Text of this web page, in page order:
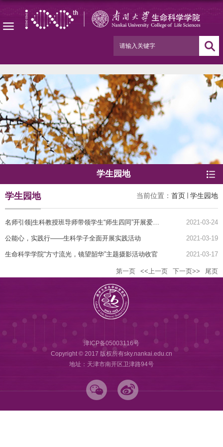
学生园地
当前位置： 首页 学生园地
学生园地
名师引领|生科教授班导师带领学生“师生四同”开展爱国主义教育 2021-03-24
公能心，实践行——生科学子全面开展实践活动 2021-03-19
生命科学学院“方寸流光，镜望韶华”主题摄影活动收官 2021-03-17
第一页 <<上一页 下一页>> 尾页
津ICP备05003116号
Copyright © 2017 版权所有sky.nankai.edu.cn
地址：天津市南开区卫津路94号